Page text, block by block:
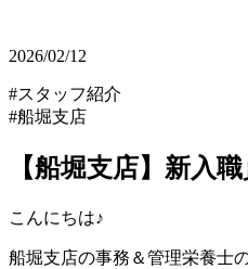
2026/02/12
#スタッフ紹介
#船堀支店
【船堀支店】新入
こんにちは♪
船堀支店の事務＆管理栄養士